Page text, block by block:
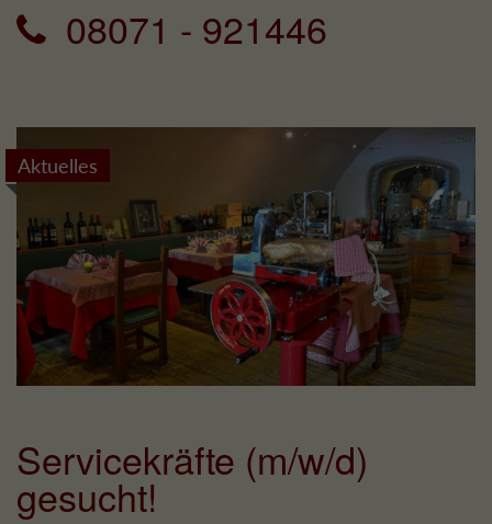
08071 - 921446
Aktuelles
Servicekräfte (m/w/d)
gesucht!